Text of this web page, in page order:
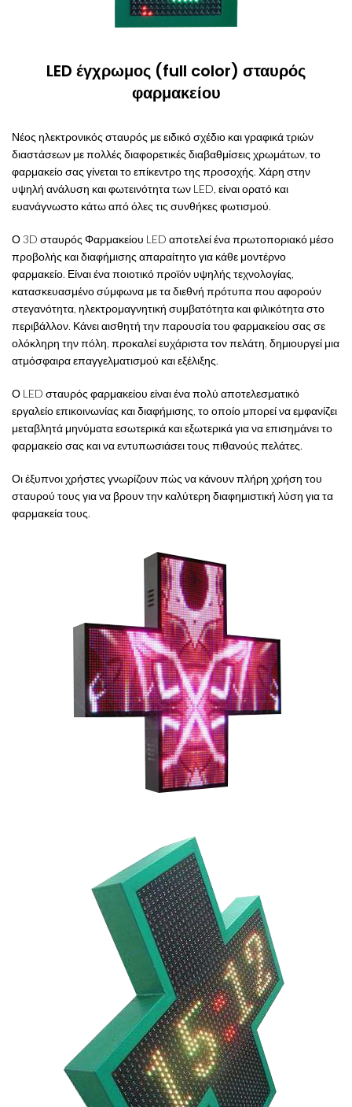
LED έγχρωμος (full color) σταυρός
φαρμακείου
Νέος ηλεκτρονικός σταυρός με ειδικό σχέδιο και γραφικά τριών
διαστάσεων με πολλές διαφορετικές διαβαθμίσεις χρωμάτων, το
φαρμακείο σας γίνεται το επίκεντρο της προσοχής. Χάρη στην
υψηλή ανάλυση και φωτεινότητα των LED, είναι ορατό και
ευανάγνωστο κάτω από όλες τις συνθήκες φωτισμού.
Ο 3D σταυρός Φαρμακείου LED αποτελεί ένα πρωτοποριακό μέσο
προβολής και διαφήμισης απαραίτητο για κάθε μοντέρνο
φαρμακείο. Είναι ένα ποιοτικό προϊόν υψηλής τεχνολογίας,
κατασκευασμένο σύμφωνα με τα διεθνή πρότυπα που αφορούν
στεγανότητα, ηλεκτρομαγνητική συμβατότητα και φιλικότητα στο
περιβάλλον. Κάνει αισθητή την παρουσία του φαρμακείου σας σε
ολόκληρη την πόλη, προκαλεί ευχάριστα τον πελάτη, δημιουργεί μια
ατμόσφαιρα επαγγελματισμού και εξέλιξης.
Ο LED σταυρός φαρμακείου είναι ένα πολύ αποτελεσματικό
εργαλείο επικοινωνίας και διαφήμισης, το οποίο μπορεί να εμφανίζει
μεταβλητά μηνύματα εσωτερικά και εξωτερικά για να επισημάνει το
φαρμακείο σας και να εντυπωσιάσει τους πιθανούς πελάτες.
Οι έξυπνοι χρήστες γνωρίζουν πώς να κάνουν πλήρη χρήση του
σταυρού τους για να βρουν την καλύτερη διαφημιστική λύση για τα
φαρμακεία τους.